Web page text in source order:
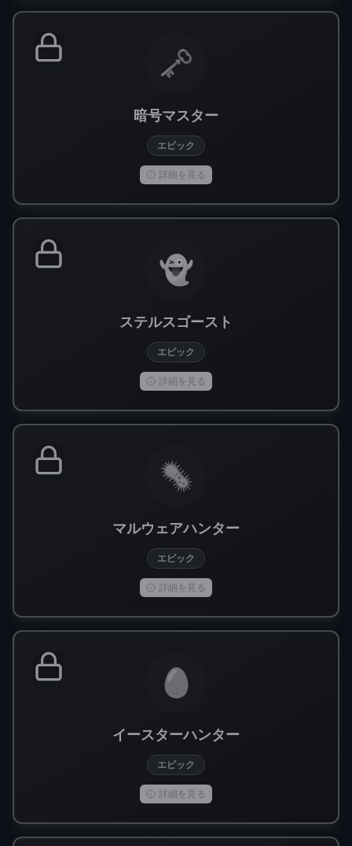
🗝️
暗号マスター
エピック
詳細を見る
👻
ステルスゴースト
エピック
詳細を見る
🦠
マルウェアハンター
エピック
詳細を見る
🥚
イースターハンター
エピック
詳細を見る